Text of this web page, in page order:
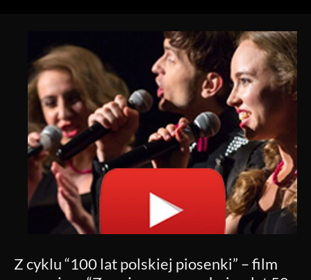
Z cyklu “100 lat polskiej piosenki” – film